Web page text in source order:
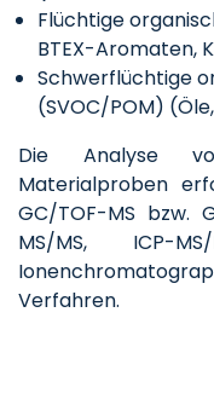
Flüchtige
BTEX-Aromaten,
Schwerflüchtige
(SVOC/POM)
Die Analyse
Materialproben
GC/TOF-MS bzw.
MS/MS, ICP-
Verfahren.